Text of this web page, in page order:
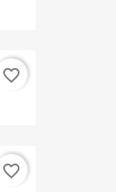
favorite_border
favorite_border